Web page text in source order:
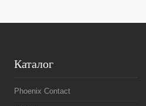
Каталог
Phoenix Contact